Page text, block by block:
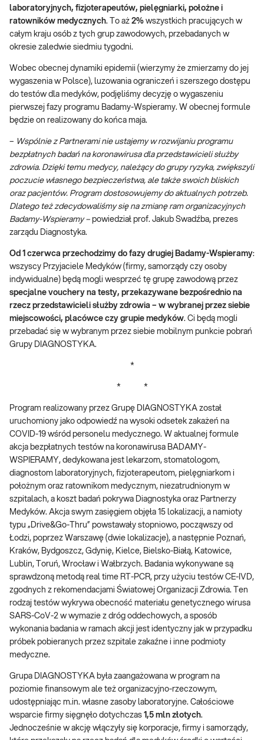
laboratoryjnych, fizjoterapeutów, pielęgniarki, położne i
ratowników medycznych. To aż 2% wszystkich pracujących w
całym kraju osób z tych grup zawodowych, przebadanych w
okresie zaledwie siedmiu tygodni.
Wobec obecnej dynamiki epidemii (wierzymy że zmierzamy do jej
wygaszenia w Polsce), luzowania ograniczeń i szerszego dostępu
do testów dla medyków, podjęliśmy decyzję o wygaszeniu
pierwszej fazy programu Badamy-Wspieramy. W obecnej formule
będzie on realizowany do końca maja.
– Wspólnie z Partnerami nie ustajemy w rozwijaniu programu
bezpłatnych badań na koronawirusa dla przedstawicieli służby
zdrowia. Dzięki temu medycy, należący do grupy ryzyka, zwiększyli
poczucie własnego bezpieczeństwa, ale także swoich bliskich
oraz pacjentów. Program dostosowujemy do aktualnych potrzeb.
Dlatego też zdecydowaliśmy się na zmianę ram organizacyjnych
Badamy-Wspieramy – powiedział prof. Jakub Swadźba, prezes
zarządu Diagnostyka.
Od 1 czerwca przechodzimy do fazy drugiej Badamy-Wspieramy:
wszyscy Przyjaciele Medyków (firmy, samorządy czy osoby
indywidualne) będą mogli wesprzeć tę grupę zawodową przez
specjalne vouchery na testy, przekazywane bezpośrednio na
rzecz przedstawicieli służby zdrowia – w wybranej przez siebie
miejscowości, placówce czy grupie medyków. Ci będą mogli
przebadać się w wybranym przez siebie mobilnym punkcie pobrań
Grupy DIAGNOSTYKA.
*
* *
Program realizowany przez Grupę DIAGNOSTYKA został
uruchomiony jako odpowiedź na wysoki odsetek zakażeń na
COVID-19 wśród personelu medycznego. W aktualnej formule
akcja bezpłatnych testów na koronawirusa BADAMY-
WSPIERAMY, dedykowana jest lekarzom, stomatologom,
diagnostom laboratoryjnych, fizjoterapeutom, pielęgniarkom i
położnym oraz ratownikom medycznym, niezatrudnionym w
szpitalach, a koszt badań pokrywa Diagnostyka oraz Partnerzy
Medyków. Akcja swym zasięgiem objęła 15 lokalizacji, a namioty
typu „Drive&Go-Thru” powstawały stopniowo, począwszy od
Łodzi, poprzez Warszawę (dwie lokalizacje), a następnie Poznań,
Kraków, Bydgoszcz, Gdynię, Kielce, Bielsko-Białą, Katowice,
Lublin, Toruń, Wrocław i Wałbrzych. Badania wykonywane są
sprawdzoną metodą real time RT-PCR, przy użyciu testów CE-IVD,
zgodnych z rekomendacjami Światowej Organizacji Zdrowia. Ten
rodzaj testów wykrywa obecność materiału genetycznego wirusa
SARS-CoV-2 w wymazie z dróg oddechowych, a sposób
wykonania badania w ramach akcji jest identyczny jak w przypadku
próbek pobieranych przez szpitale zakaźne i inne podmioty
medyczne.
Grupa DIAGNOSTYKA była zaangażowana w program na
poziomie finansowym ale też organizacyjno-rzeczowym,
udostępniając m.in. własne zasoby laboratoryjne. Całościowe
wsparcie firmy sięgnęło dotychczas 1,5 mln złotych.
Jednocześnie w akcję włączyły się korporacje, firmy i samorządy,